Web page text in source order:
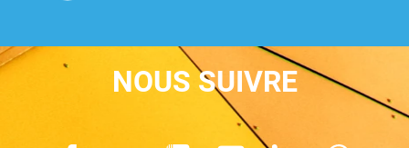
NOUS SUIVRE